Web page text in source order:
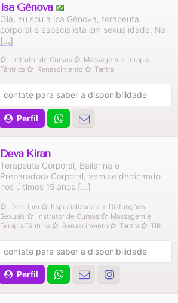
Isa Gênova
Olá, eu sou a Isa Gênova, terapeuta
corporal e especialista em sexualidade. Na
[...]
Instrutor de Cursos
Massagem e Terapia
Tântrica
Renascimento Tantra
Perfil
contate para saber a disponibilidade
Deva Kiran
Terapeuta Corporal, Bailarina e
Preparadora Corporal, vem se dedicando
nos últimos 15 anos [...]
Delerium
Especializado em Disfunções
Sexuais
Instrutor de Cursos
Massagem e
Terapia Tântrica
Renascimento Tantra TIR
Perfil
contate para saber a disponibilidade